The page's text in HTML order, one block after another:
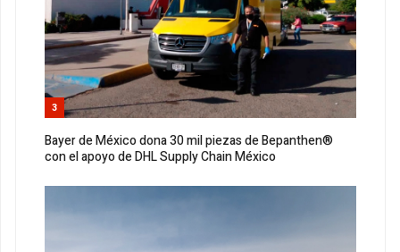
3
Bayer de México dona 30 mil piezas de Bepanthen®
con el apoyo de DHL Supply Chain México